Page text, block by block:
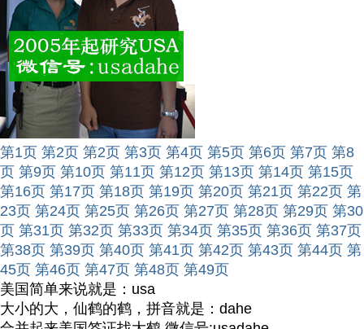
第1页 第2页 第2页 第3页 第4页 第5页 第6页 第7页 第8
页 第9页 第10页 第11页 第12页 第13页 第14页 第15页
第16页 第17页 第18页 第19页 第20页 第21页 第22页 第
23页 第24页 第25页 第26页 第27页 第28页 第29页 第30
页 第31页 第32页 第33页 第34页 第35页 第36页 第37页
第38页 第39页 第40页 第41页 第42页 第43页 第44页 第
45页 第46页 第47页 第48页 第49页
美国简单来说就是：usa
大小的大，仙鹤的鹤，拼音就是：dahe